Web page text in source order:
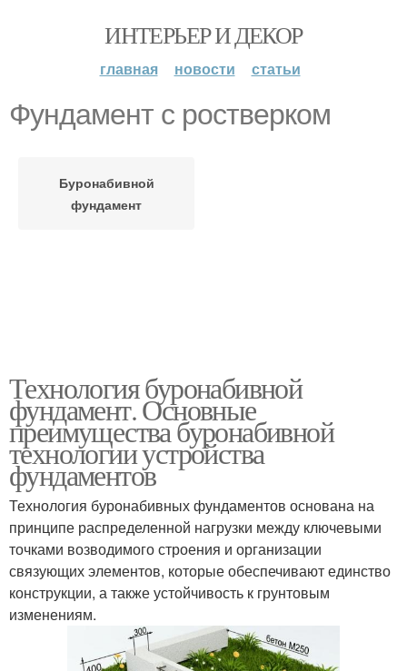
ИНТЕРЬЕР И ДЕКОР
главная новости статьи
Фундамент с ростверком
Буронабивной
фундамент
Технология буронабивной
фундамент. Основные
преимущества буронабивной
технологии устройства
фундаментов
Технология буронабивных фундаментов основана на
принципе распределенной нагрузки между ключевыми
точками возводимого строения и организации
связующих элементов, которые обеспечивают единство
конструкции, а также устойчивость к грунтовым
изменениям.